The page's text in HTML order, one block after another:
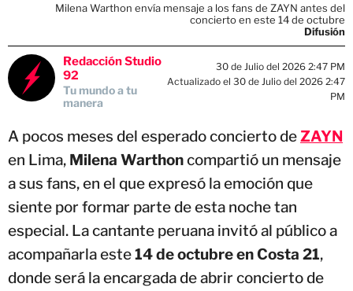
Milena Warthon envía mensaje a los fans de ZAYN antes del
concierto en este 14 de octubre
Difusión
Redacción Studio
92
Tu mundo a tu
manera
30 de Julio del 2026 2:47 PM
Actualizado el 30 de Julio del 2026 2:47
PM
A pocos meses del esperado concierto deZAYN
en Lima, Milena Warthoncompartió un mensaje
a sus fans, en el que expresó la emoción que
siente por formar parte de esta noche tan
especial. La cantante peruana invitó al público a
acompañarla este14 de octubre en Costa 21,
donde será la encargada de abrir concierto de